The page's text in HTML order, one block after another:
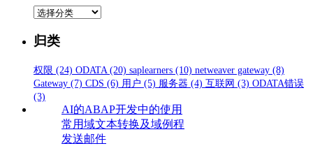
分
归类
权限 (24) ODATA (20) saplearners (10) netweaver gateway (8)
Gateway (7) CDS (6) 用户 (5) 服务器 (4) 互联网 (3) ODATA错误
(3)
AI的ABAP开发中的使用
常用域文本转换及域例程
发送邮件